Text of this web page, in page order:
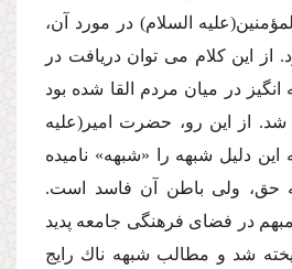
السلام) در مورد آن،
از این كلام مى توان دریافت در
در میان مردم القا شده بود
از این رو، حضرت امیر(علیه
این دلیل شبهه را «شبهه» نامیده
حق، ولى باطن آن فاسد است.
در فضاى فرهنگى جامعه پدید
شد و مطالب شبهه ناك رایج